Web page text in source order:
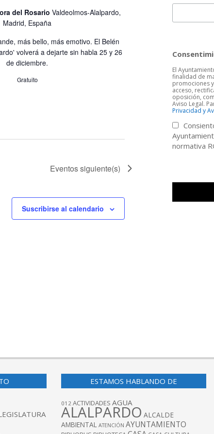
n
e
v
s
v
s
t
e
t
o
del Rosario Valdeolmos-Alalpardo,
Madrid, España
más bello, más emotivo. El Belén
volverá a dejarte sin habla 25 y 26
de diciembre.
Gratuito
Eventossiguiente(s)
Suscribirse al calendario
El
finalidad de
promociones
acceso,
oposición,
Aviso Legal.
Privacidad y
normativa
ESTAMOS HABLANDO DE
012 ACTIVIDADES AGUA
ALALPARDO ALCALDE
AMBIENTAL ATENCIÓN AYUNTAMIENTO